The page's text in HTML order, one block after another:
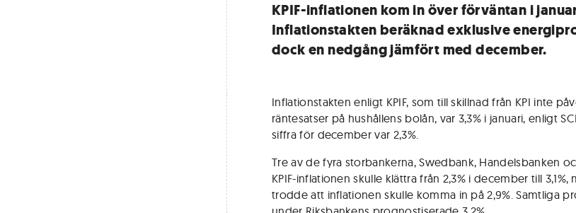
KPIF-inflationen kom in över förväntan i
Inflationstakten beräknad exklusive
dock en nedgång jämfört med december.
Inflationstakten enligt KPIF, som till skillnad från KPI inte
räntesatser på hushållens bolån, var 3,3% i januari, enligt
siffra för december var 2,3%.
Tre av de fyra storbankerna, Swedbank, Handelsbanken
KPIF-inflationen skulle klättra från 2,3% i december till
trodde att inflationen skulle komma in på 2,9%. Samtliga